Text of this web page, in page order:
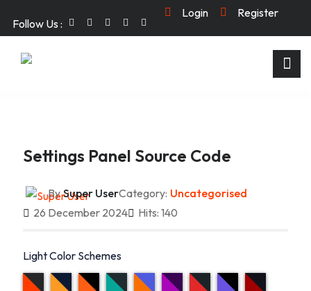
Login
Register
Follow Us :
Settings Panel Source Code
By Super UserCategory: Uncategorised
26 December 2024
Hits: 140
Light Color Schemes